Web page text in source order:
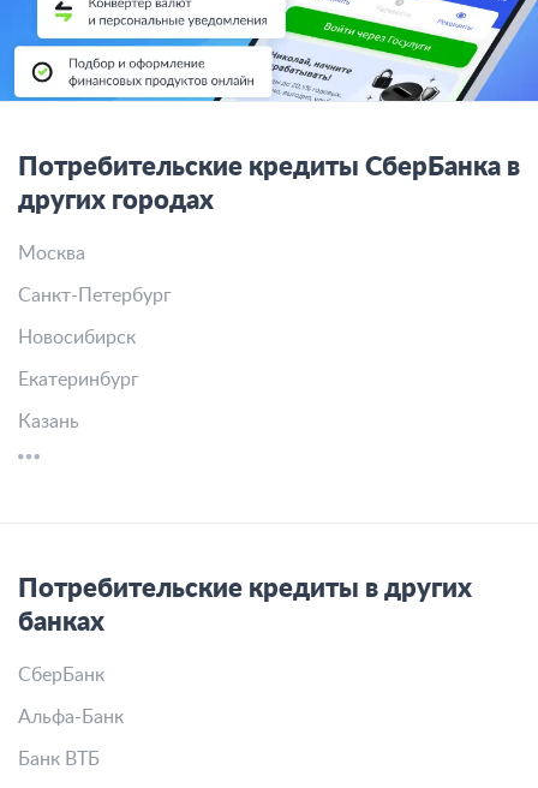
Потребительские кредиты СберБанка в
других городах
Москва
Санкт-Петербург
Новосибирск
Екатеринбург
Казань
Потребительские кредиты в других
банках
СберБанк
Альфа-Банк
Банк ВТБ